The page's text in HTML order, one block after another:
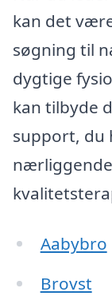
kan det
søgning til
dygtige
kan tilbyde
support, du
Aabybro
Brovst